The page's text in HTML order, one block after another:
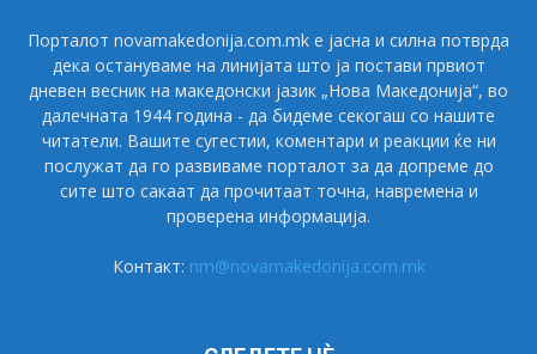
Порталот novamakedonija.com.mk е јасна и силна потврда
дека остануваме на линијата што ја постави првиот
дневен весник на македонски јазик „Нова Македонија“, во
далечната 1944 година - да бидеме секогаш со нашите
читатели. Вашите сугестии, коментари и реакции ќе ни
послужат да го развиваме порталот за да допреме до
сите што сакаат да прочитаат точна, навремена и
проверена информација.
Контакт: nm@novamakedonija.com.mk